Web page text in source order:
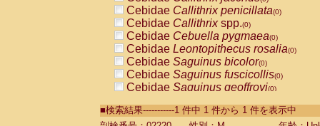
Cebidae Callithrix penicillata(0)
Cebidae Callithrixspp.(0)
Cebidae Cebuella pygmaea(0)
Cebidae Leontopithecus rosalia(0)
Cebidae Saguinus bicolor(0)
Cebidae Saguinus fuscicollis(0)
Cebidae Saguinus geoffroyi(0)
CebidaeSaguinus labiatus(0)
■検索結果-----------1 件中 1 件から 1 件を表示中